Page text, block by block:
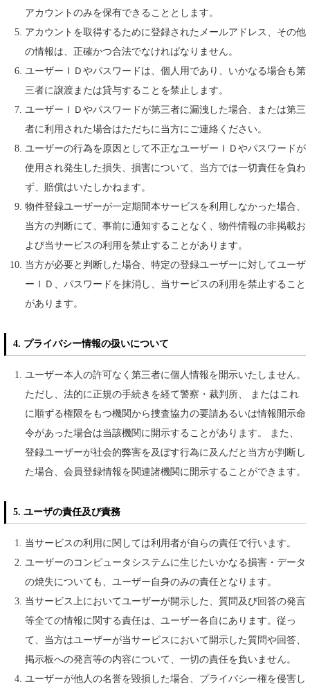
アカウントのみを保有できることとします。
アカウントを取得するために登録されたメールアドレス、その他
の情報は、正確かつ合法でなければなりません。
ユーザーＩＤやパスワードは、個人用であり、いかなる場合も第
三者に譲渡または貸与することを禁止します。
ユーザーＩＤやパスワードが第三者に漏洩した場合、または第三
者に利用された場合はただちに当方にご連絡ください。
ユーザーの行為を原因として不正なユーザーＩＤやパスワードが
使用され発生した損失、損害について、当方では一切責任を負わ
ず、賠償はいたしかねます。
物件登録ユーザーが一定期間本サービスを利用しなかった場合、
当方の判断にて、事前に通知することなく、物件情報の非掲載お
よび当サービスの利用を禁止することがあります。
当方が必要と判断した場合、特定の登録ユーザーに対してユーザ
ーＩＤ、パスワードを抹消し、当サービスの利用を禁止すること
があります。
4. プライバシー情報の扱いについて
ユーザー本人の許可なく第三者に個人情報を開示いたしません。
ただし、法的に正規の手続きを経て警察・裁判所、 またはこれ
に順ずる権限をもつ機関から捜査協力の要請あるいは情報開示命
令があった場合は当該機関に開示することがあります。 また、
登録ユーザーが社会的弊害を及ぼす行為に及んだと当方が判断し
た場合、会員登録情報を関連諸機関に開示することができます。
5. ユーザの責任及び責務
当サービスの利用に関しては利用者が自らの責任で行います。
ユーザーのコンピュータシステムに生じたいかなる損害・データ
の焼失についても、ユーザー自身のみの責任となります。
当サービス上においてユーザーが開示した、質問及び回答の発言
等全ての情報に関する責任は、ユーザー各自にあります。従っ
て、当方はユーザーが当サービスにおいて開示した質問や回答、
掲示板への発言等の内容について、一切の責任を負いません。
ユーザーが他人の名誉を毀損した場合、プライバシー権を侵害し